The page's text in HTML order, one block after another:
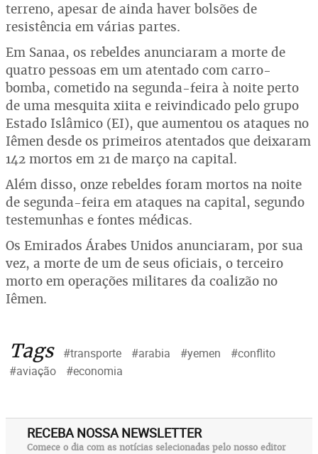
terreno, apesar de ainda haver bolsões de
resistência em várias partes.
Em Sanaa, os rebeldes anunciaram a morte de
quatro pessoas em um atentado com carro-
bomba, cometido na segunda-feira à noite perto
de uma mesquita xiita e reivindicado pelo grupo
Estado Islâmico (EI), que aumentou os ataques no
Iêmen desde os primeiros atentados que deixaram
142 mortos em 21 de março na capital.
Além disso, onze rebeldes foram mortos na noite
de segunda-feira em ataques na capital, segundo
testemunhas e fontes médicas.
Os Emirados Árabes Unidos anunciaram, por sua
vez, a morte de um de seus oficiais, o terceiro
morto em operações militares da coalizão no
Iêmen.
Tags #transporte #arabia #yemen
#conflito
#aviação
#economia
RECEBA NOSSA NEWSLETTER
Comece o dia com as notícias selecionadas pelo nosso editor